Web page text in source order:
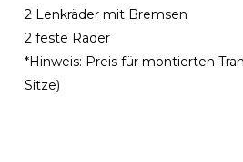
2 Lenkräder mit Bremsen
2 feste Räder
*Hinweis: Preis für montierten
Sitze)